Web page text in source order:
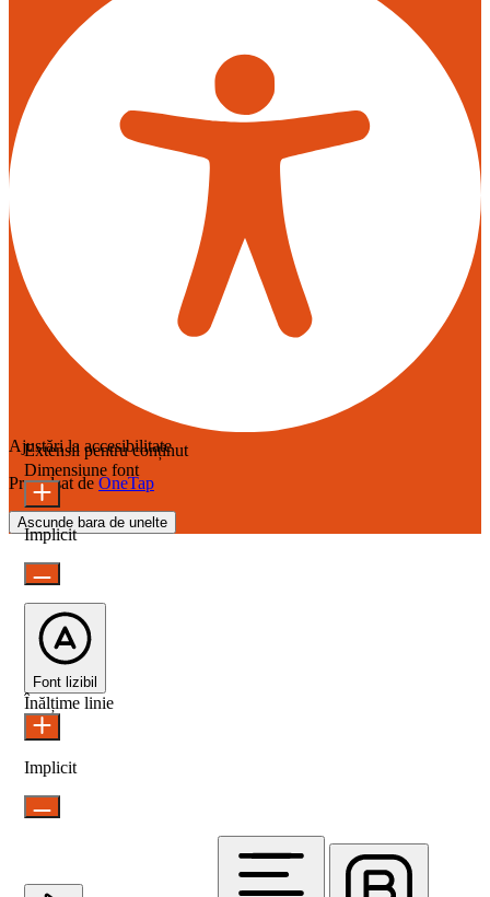
Ajustări la accesibilitate
Propulsat de OneTap
Ascunde bara de unelte
Extensii pentru conținut
Dimensiune font
Implicit
Font lizibil
Înălțime linie
Implicit